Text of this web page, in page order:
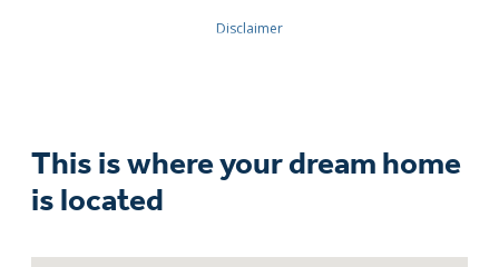
This is where your dream home
is located